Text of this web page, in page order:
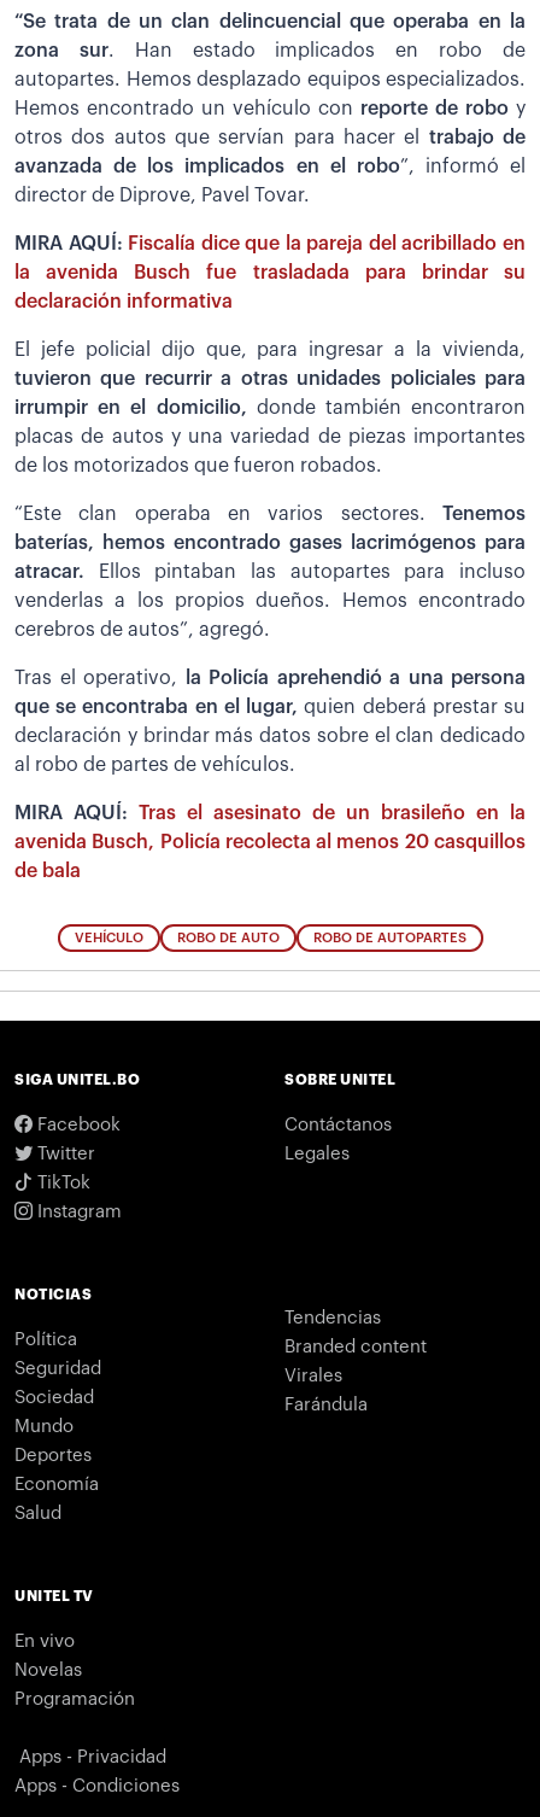
“Se trata de un clan delincuencial que operaba en la
zona sur. Han estado implicados en robo de
autopartes. Hemos desplazado equipos especializados.
Hemos encontrado un vehículo con reporte de robo y
otros dos autos que servían para hacer el trabajo de
avanzada de los implicados en el robo”, informó el
director de Diprove, Pavel Tovar.
MIRA AQUÍ: Fiscalía dice que la pareja del acribillado en
la avenida Busch fue trasladada para brindar su
declaración informativa
El jefe policial dijo que, para ingresar a la vivienda,
tuvieron que recurrir a otras unidades policiales para
irrumpir en el domicilio, donde también encontraron
placas de autos y una variedad de piezas importantes
de los motorizados que fueron robados.
“Este clan operaba en varios sectores. Tenemos
baterías, hemos encontrado gases lacrimógenos para
atracar.
Ellos pintaban las autopartes para incluso
venderlas a los propios dueños. Hemos encontrado
cerebros de autos”, agregó.
Tras el operativo, la Policía aprehendió a una persona
que se encontraba en el lugar,quien deberá prestar su
declaración y brindar más datos sobre el clan dedicado
al robo de partes de vehículos.
MIRA AQUÍ: Tras el asesinato de un brasileño en la
avenida Busch, Policía recolecta al menos 20 casquillos
de bala
VEHÍCULO ROBO DE AUTO ROBO DE AUTOPARTES
SIGA UNITEL.BO
Facebook
Twitter
TikTok
Instagram
SOBRE UNITEL
Contáctanos
Legales
NOTICIAS
Política
Seguridad
Sociedad
Mundo
Deportes
Economía
Salud
Tendencias
Branded content
Virales
Farándula
UNITEL TV
En vivo
Novelas
Programación
Apps - Privacidad
Apps - Condiciones